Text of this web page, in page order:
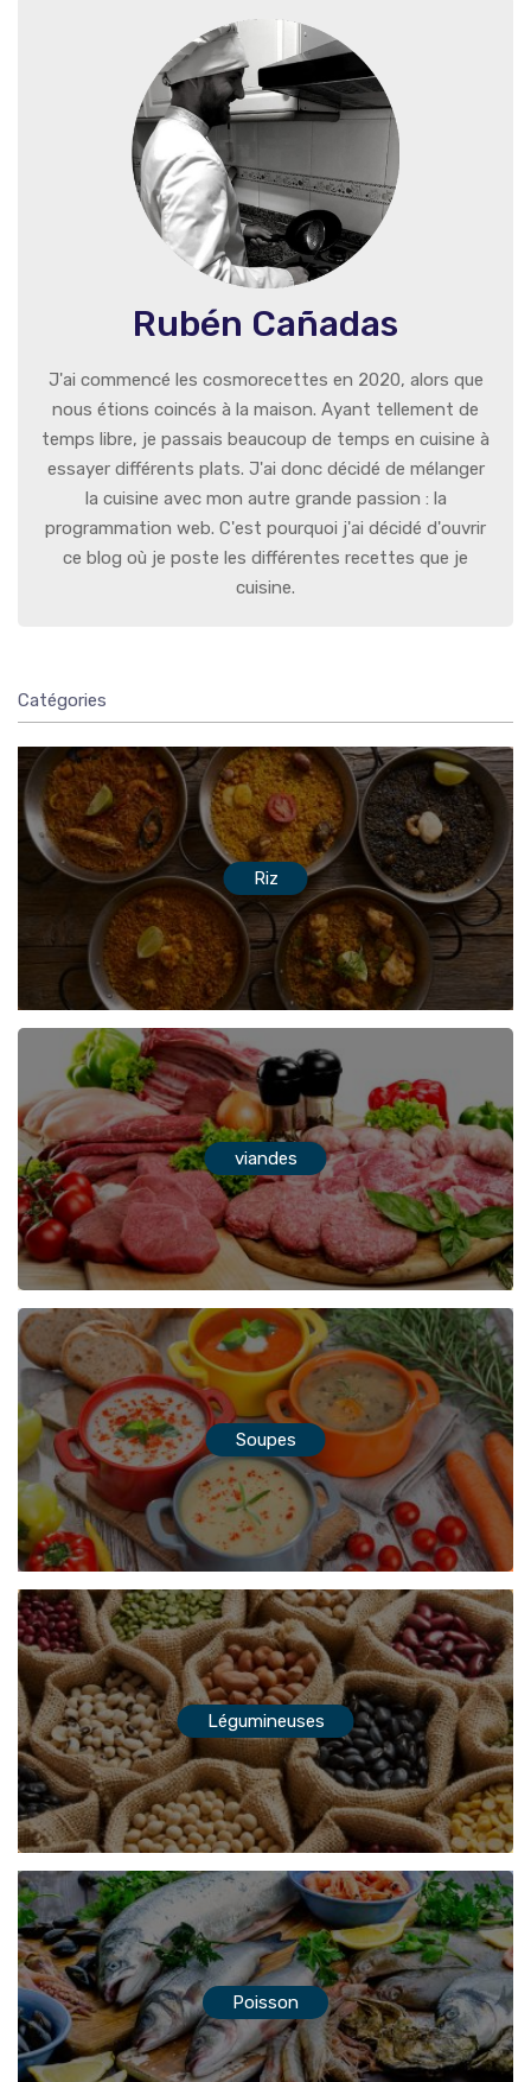
Rubén Cañadas
J'ai commencé les cosmorecettes en 2020, alors que
nous étions coincés à la maison. Ayant tellement de
temps libre, je passais beaucoup de temps en cuisine à
essayer différents plats. J'ai donc décidé de mélanger
la cuisine avec mon autre grande passion : la
programmation web. C'est pourquoi j'ai décidé d'ouvrir
ce blog où je poste les différentes recettes que je
cuisine.
Catégories
Riz
viandes
Soupes
Légumineuses
Poisson